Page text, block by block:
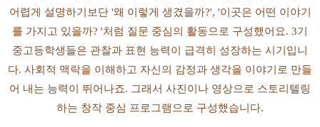
어렵게 설명하기보단 '왜 이렇게 생겼을까?', '이곳은 어떤 이야기
를 가지고 있을까? '처럼 질문 중심의 활동으로 구성했어요. 3기
중고등학생들은 관찰과 표현 능력이 급격히 성장하는 시기입니
다. 사회적 맥락을 이해하고 자신의 감정과 생각을 이야기로 만들
어 내는 능력이 뛰어나죠. 그래서 사진이나 영상으로 스토리텔링
하는 창작 중심 프로그램으로 구성했습니다.